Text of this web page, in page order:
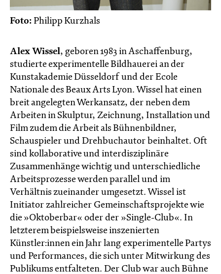
Foto: Philipp Kurzhals
Alex Wissel, geboren 1983 in Aschaffenburg,
studierte experimentelle Bildhauerei an der
Kunstakademie Düsseldorf und der Ecole
Nationale des Beaux Arts Lyon. Wissel hat einen
breit angelegten Werkansatz, der neben dem
Arbeiten in Skulptur, Zeichnung, Installation und
Film zudem die Arbeit als Bühnenbildner,
Schauspieler und Drehbuchautor beinhaltet. Oft
sind kollaborative und interdisziplinäre
Zusammenhänge wichtig und unterschiedliche
Arbeitsprozesse werden parallel und im
Verhältnis zueinander umgesetzt. Wissel ist
Initiator zahlreicher Gemeinschaftsprojekte wie
die »Oktoberbar« oder der »Single-Club«. In
letzterem beispielsweise inszenierten
Künstler:innen ein Jahr lang experimentelle Partys
und Performances, die sich unter Mitwirkung des
Publikums entfalteten. Der Club war auch Bühne